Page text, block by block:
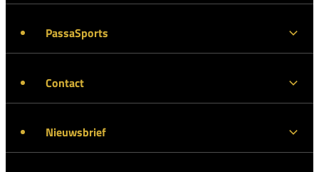
PassaSports
Contact
Nieuwsbrief